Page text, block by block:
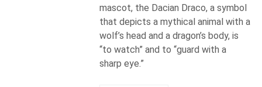
mascot, the Dacian Draco, a symbol
that depicts a mythical animal with a
wolf’s head and a dragon’s body, is
“to watch” and to “guard with a
sharp eye.”